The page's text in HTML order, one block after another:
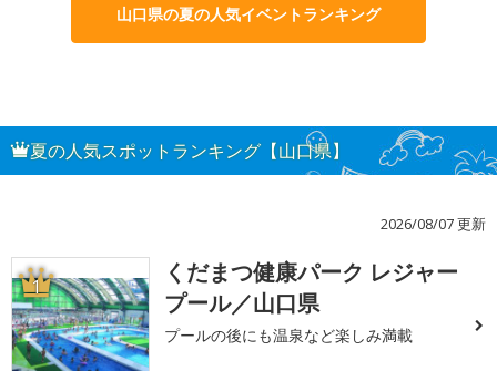
山口県の夏の人気イベントランキング
夏の人気スポットランキング【山口県】
2026/08/07 更新
1
くだまつ健康パーク レジャー
プール／山口県
プールの後にも温泉など楽しみ満載